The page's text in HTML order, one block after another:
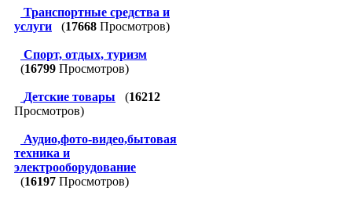
Транспортные средства и
услуги
(17668 Просмотров)
Спорт, отдых, туризм
(16799 Просмотров)
Детские товары (16212
Просмотров)
Аудио,фото-видео,бытовая
техника и
электрооборудование
(16197 Просмотров)